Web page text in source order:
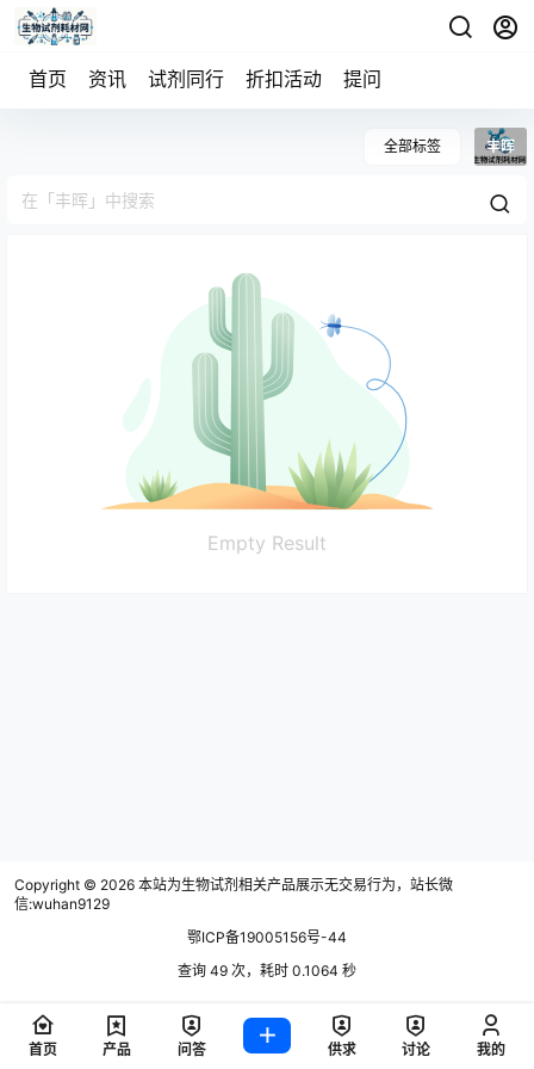
首页 资讯 试剂同行 折扣活动 提问
全部标签 丰晖
Empty Result
Copyright © 2026 本站为生物试剂相关产品展示无交易行为，站长微
信:wuhan9129
鄂ICP备19005156号-44
查询 49 次，耗时 0.1064 秒
首页 产品 问答 供求 讨论 我的